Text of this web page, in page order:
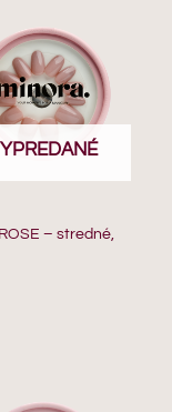
– stredné,